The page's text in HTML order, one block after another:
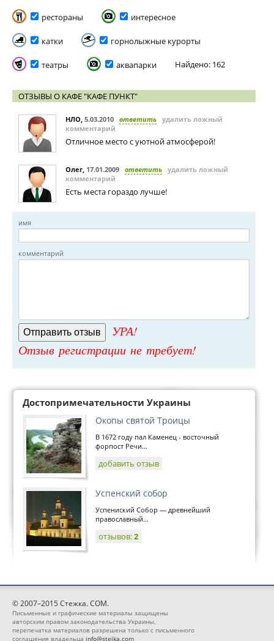
рестораны интересное
катки горнолыжные курорты
театры аквапарки Найдено: 162
ОТЗЫВЫ О КАФЕ "КАФЕ ПУНКТ"
НЛО, 5.03.2010 ответить удалить ложный
комментарий
Отличное место с уютной атмосферой!
Олег, 17.01.2009 ответить удалить ложный
комментарий
Есть места гораздо лучше!
имя
комментарий
УРА!
Отзыв регистрации не требует!
Достопримечательности Украины
Окопы святой Троицы
В 1672 году пал Каменец - восточный
форпост Речи...
добавить отзыв
Успенский собор
Успениский Собор — древнейший
православный...
отзывов:2
© 2007–2015 Стежка. COM.
Письменные и графические материалы защищены
авторским правом законодательства Украины,
перепечатка материалов разрешена только с письменного
соглашения владельца info@stejka.com